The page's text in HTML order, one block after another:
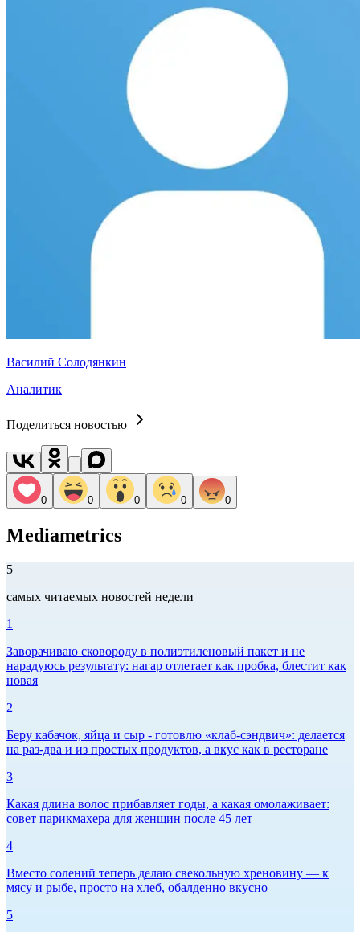
Василий Солодянкин
Аналитик
Поделиться новостью
0 0 0 0 0
Mediametrics
5
самых читаемых новостей недели
1
Заворачиваю сковороду в полиэтиленовый пакет и не
нарадуюсь результату: нагар отлетает как пробка, блестит как
новая
2
Беру кабачок, яйца и сыр - готовлю «клаб-сэндвич»: делается
на раз-два и из простых продуктов, а вкус как в ресторане
3
Какая длина волос прибавляет годы, а какая омолаживает:
совет парикмахера для женщин после 45 лет
4
Вместо солений теперь делаю свекольную хреновину — к
мясу и рыбе, просто на хлеб, обалденно вкусно
5